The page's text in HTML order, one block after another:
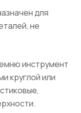
для
не
инструмент
круглой или